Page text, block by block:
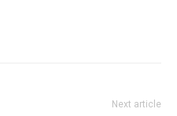
Next article